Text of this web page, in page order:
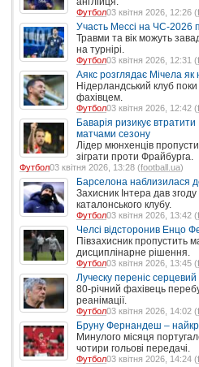
Футбол03 квітня 2026, 12:26 (
Участь Мессі на ЧС-2026
Травми та вік можуть
на турнірі.
Футбол03 квітня 2026, 12:31 (
Аякс розглядає Мічела як
Нідерландський клуб
фахівцем.
Футбол03 квітня 2026, 12:42 (
Баварія ризикує
матчами сезону
Лідер мюнхенців
зіграти проти Фрайбурга.
Футбол03 квітня 2026, 13:28 (football.ua)
Барселона наблизилася
Захисник Інтера дав
каталонського клубу.
Футбол03 квітня 2026, 13:42 (
Челсі відсторонив Енцо
Півзахисник пропустить
дисциплінарне рішення.
Футбол03 квітня 2026, 13:45 (
Луческу переніс
80-річний фахівець
реанімації.
Футбол03 квітня 2026, 14:02 (
Бруну Фернандеш –
Минулого місяця
чотири гольові передачі.
Футбол03 квітня 2026, 14:24 (